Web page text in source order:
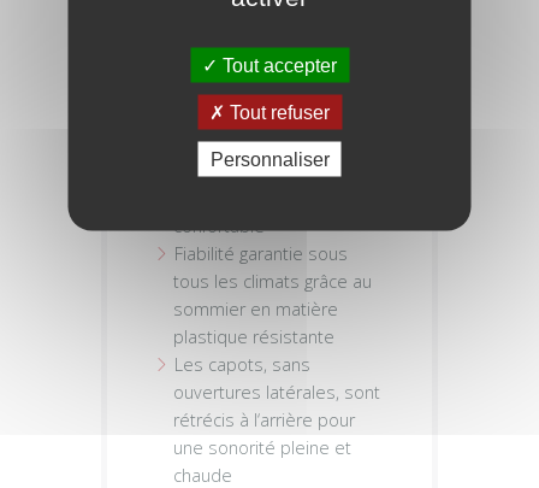
Plaques sans débord
encastrées dans le
sommier pour une
confortable
Fiabilité garantie sous
tous les climats grâce au
sommier en matière
plastique résistante
Les capots, sans
ouvertures latérales, sont
rétrécis à l‘arrière pour
une sonorité pleine et
chaude
Tout accepter
Tout refuser
Personnaliser